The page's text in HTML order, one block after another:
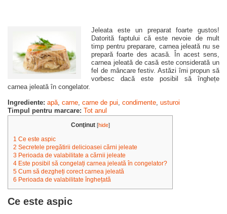
Jeleata este un preparat foarte gustos!
Datorită faptului că este nevoie de mult
timp pentru preparare, carnea jeleată nu se
prepară foarte des acasă. În acest sens,
carnea jeleată de casă este considerată un
fel de mâncare festiv. Astăzi îmi propun să
vorbesc dacă este posibil să înghețe
carnea jeleată în congelator.
Ingrediente: apă, carne, carne de pui, condimente, usturoi
Timpul pentru marcare: Tot anul
Conţinut [hide]
1 Ce este aspic
2 Secretele pregătirii delicioasei cărni jeleate
3 Perioada de valabilitate a cărnii jeleate
4 Este posibil să congelați carnea jeleată în congelator?
5 Cum să dezgheți corect carnea jeleată
6 Perioada de valabilitate înghețată
Ce este aspic